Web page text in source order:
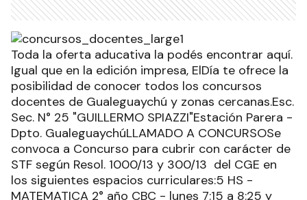
Toda la oferta aducativa la podés encontrar aquí.
Igual que en la edición impresa, ElDía te ofrece la
posibilidad de conocer todos los concursos
docentes de Gualeguaychú y zonas cercanas.Esc.
Sec. N° 25 "GUILLERMO SPIAZZI"Estación Parera -
Dpto. GualeguaychúLLAMADO A CONCURSOSe
convoca a Concurso para cubrir con carácter de
STF según Resol. 1000/13 y 300/13 del CGE en
los siguientes espacios curriculares:5 HS -
MATEMATICA 2° año CBC - lunes 7:15 a 8:25 y